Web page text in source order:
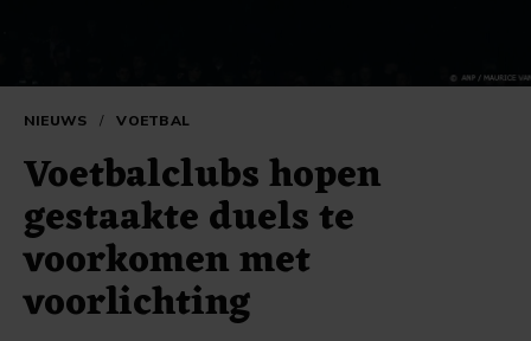
NIEUWS / VOETBAL
Voetbalclubs hopen
gestaakte duels te
voorkomen met
voorlichting